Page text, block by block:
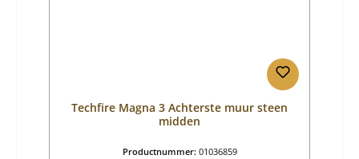
Techfire Magna 3 Achterste muur steen
midden
Productnummer: 01036859